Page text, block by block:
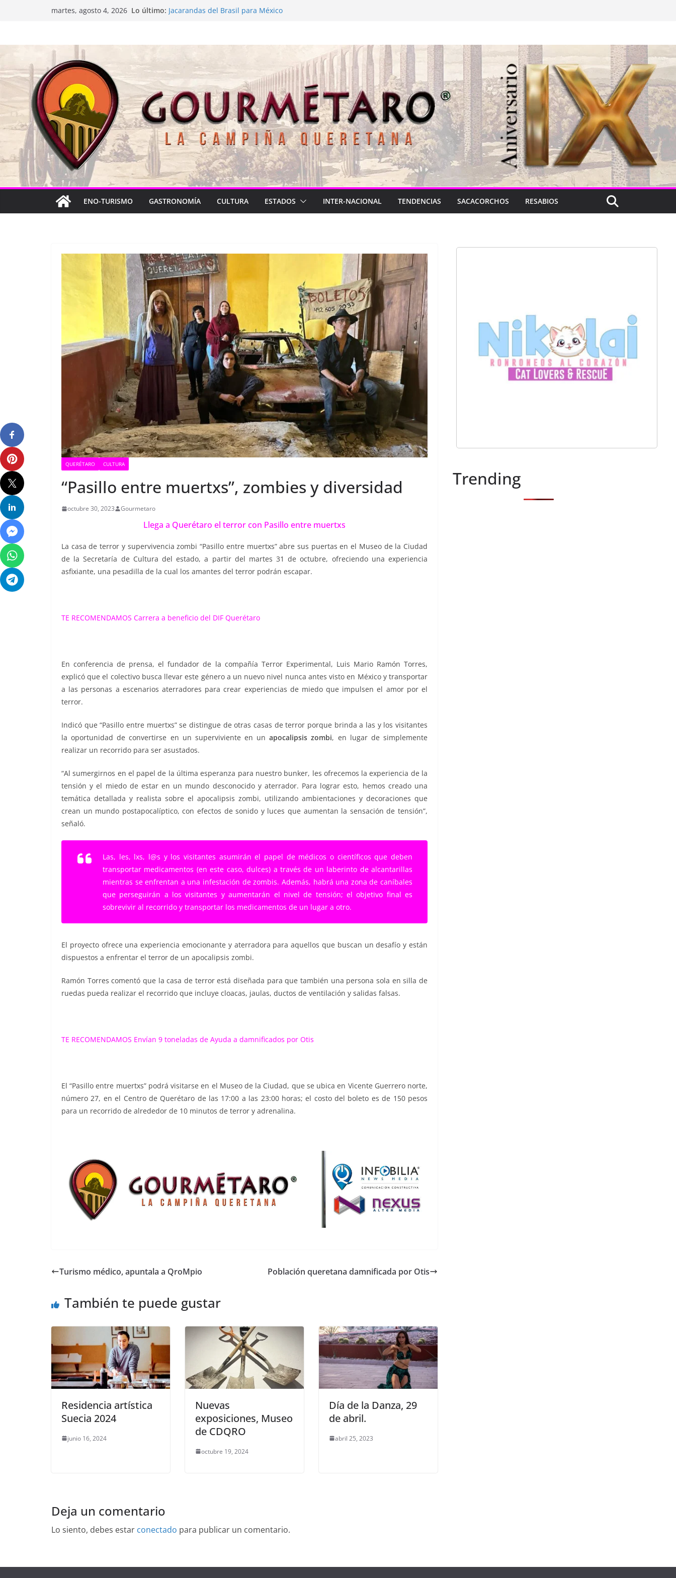
martes, agosto 4, 2026 Lo último: La “plastinación” está de luto
ENO-TURISMO GASTRONOMÍA CULTURA ESTADOS INTER-NACIONAL TENDENCIAS SACACORCHOS RESABIOS
QUERÉTARO CULTURA
“Pasillo entre muertxs”, zombies y diversidad
octubre 30, 2023 Gourmetaro
Llega a Querétaro el terror con Pasillo entre muertxs
La casa de terror y supervivencia zombi “Pasillo entre muertxs” abre sus puertas en el Museo de la Ciudad
de la Secretaría de Cultura del estado, a partir del martes 31 de octubre, ofreciendo una experiencia
asfixiante, una pesadilla de la cual los amantes del terror podrán escapar.
TE RECOMENDAMOS Carrera a beneficio del DIF Querétaro
En conferencia de prensa, el fundador de la compañía Terror Experimental, Luis Mario Ramón Torres,
explicó que el colectivo busca llevar este género a un nuevo nivel nunca antes visto en México y transportar
a las personas a escenarios aterradores para crear experiencias de miedo que impulsen el amor por el
terror.
Indicó que “Pasillo entre muertxs” se distingue de otras casas de terror porque brinda a las y los visitantes
la oportunidad de convertirse en un superviviente en unapocalipsis zombi, en lugar de simplemente
realizar un recorrido para ser asustados.
“Al sumergirnos en el papel de la última esperanza para nuestro bunker, les ofrecemos la experiencia de la
tensión y el miedo de estar en un mundo desconocido y aterrador. Para lograr esto, hemos creado una
temática detallada y realista sobre el apocalipsis zombi, utilizando ambientaciones y decoraciones que
crean un mundo postapocalíptico, con efectos de sonido y luces que aumentan la sensación de tensión”,
señaló.
Las, les, lxs, l@s y los visitantes asumirán el papel de médicos o científicos que deben
transportar medicamentos (en este caso, dulces) a través de un laberinto de alcantarillas
mientras se enfrentan a una infestación de zombis. Además, habrá una zona de caníbales
que perseguirán a los visitantes y aumentarán el nivel de tensión; el objetivo final es
sobrevivir al recorrido y transportar los medicamentos de un lugar a otro.
El proyecto ofrece una experiencia emocionante y aterradora para aquellos que buscan un desafío y están
dispuestos a enfrentar el terror de un apocalipsis zombi.
Ramón Torres comentó que la casa de terror está diseñada para que también una persona sola en silla de
ruedas pueda realizar el recorrido que incluye cloacas, jaulas, ductos de ventilación y salidas falsas.
TE RECOMENDAMOS Envían 9 toneladas de Ayuda a damnificados por Otis
El “Pasillo entre muertxs” podrá visitarse en el Museo de la Ciudad, que se ubica en Vicente Guerrero norte,
número 27, en el Centro de Querétaro de las 17:00 a las 23:00 horas; el costo del boleto es de 150 pesos
para un recorrido de alrededor de 10 minutos de terror y adrenalina.
Turismo médico, apuntala a QroMpio Población queretana damnificada por Otis
También te puede gustar
Residencia artística
Suecia 2024
junio 16, 2024
Nuevas
exposiciones, Museo
de CDQRO
octubre 19, 2024
Día de la Danza, 29
de abril.
abril 25, 2023
Deja un comentario
Lo siento, debes estar conectado para publicar un comentario.
Trending